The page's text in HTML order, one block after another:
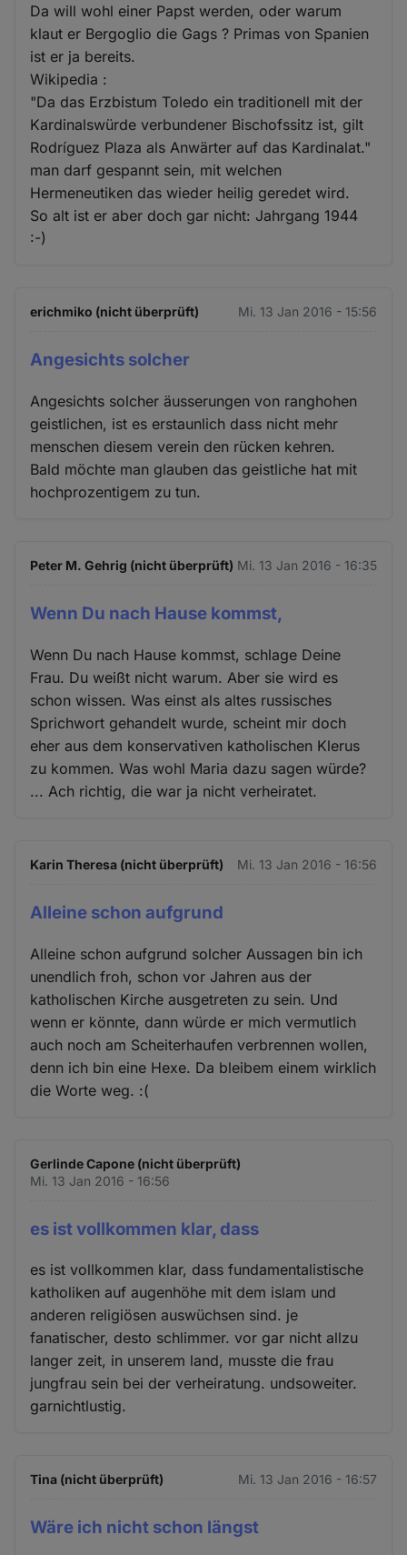
Da will wohl einer Papst werden, oder warum
klaut er Bergoglio die Gags ? Primas von Spanien
ist er ja bereits.
Wikipedia :
"Da das Erzbistum Toledo ein traditionell mit der
Kardinalswürde verbundener Bischofssitz ist, gilt
Rodríguez Plaza als Anwärter auf das Kardinalat."
man darf gespannt sein, mit welchen
Hermeneutiken das wieder heilig geredet wird.
So alt ist er aber doch gar nicht: Jahrgang 1944
:-)
erichmiko (nicht überprüft) Mi. 13 Jan 2016 - 15:56
Angesichts solcher
Angesichts solcher äusserungen von ranghohen
geistlichen, ist es erstaunlich dass nicht mehr
menschen diesem verein den rücken kehren.
Bald möchte man glauben das geistliche hat mit
hochprozentigem zu tun.
Peter M. Gehrig (nicht überprüft) Mi. 13 Jan 2016 - 16:35
Wenn Du nach Hause kommst,
Wenn Du nach Hause kommst, schlage Deine
Frau. Du weißt nicht warum. Aber sie wird es
schon wissen. Was einst als altes russisches
Sprichwort gehandelt wurde, scheint mir doch
eher aus dem konservativen katholischen Klerus
zu kommen. Was wohl Maria dazu sagen würde?
... Ach richtig, die war ja nicht verheiratet.
Karin Theresa (nicht überprüft) Mi. 13 Jan 2016 - 16:56
Alleine schon aufgrund
Alleine schon aufgrund solcher Aussagen bin ich
unendlich froh, schon vor Jahren aus der
katholischen Kirche ausgetreten zu sein. Und
wenn er könnte, dann würde er mich vermutlich
auch noch am Scheiterhaufen verbrennen wollen,
denn ich bin eine Hexe. Da bleibem einem wirklich
die Worte weg. :(
Gerlinde Capone (nicht überprüft)
Mi. 13 Jan 2016 - 16:56
es ist vollkommen klar, dass
es ist vollkommen klar, dass fundamentalistische
katholiken auf augenhöhe mit dem islam und
anderen religiösen auswüchsen sind. je
fanatischer, desto schlimmer. vor gar nicht allzu
langer zeit, in unserem land, musste die frau
jungfrau sein bei der verheiratung. undsoweiter.
garnichtlustig.
Tina (nicht überprüft) Mi. 13 Jan 2016 - 16:57
Wäre ich nicht schon längst